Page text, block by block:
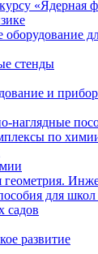
«Ядерная
стенды
и
наглядные
по
геометрия.
для школ
садов
развитие